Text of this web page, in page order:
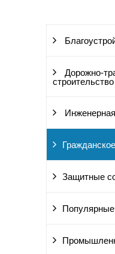
Дорожно-
строительство
Защитные